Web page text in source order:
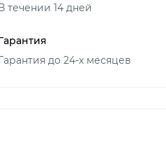
течении 14 дней
до 24-х месяцев